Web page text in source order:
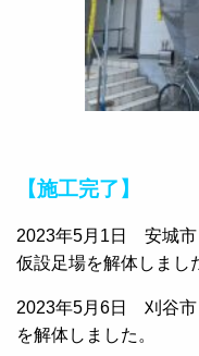
【施工完了】
2023年5月1日 安城市
仮設足場を解体しまし
2023年5月6日 刈谷市
を解体しました。